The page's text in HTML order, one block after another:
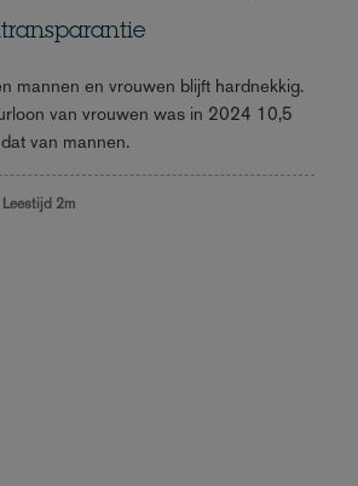
mannen en vrouwen blijft hardnekkig.
van vrouwen was in 2024 10,5
van mannen.
Leestijd 2m